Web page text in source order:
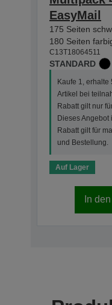
EasyMail
175 Seiten
180 Seiten
C13T18064511
STANDARD
Kaufe 1, erhalte
Artikel bei
Rabatt gilt nur
Dieses Angebot
Rabatt gilt für
und Bestellung.
Auf Lager
In